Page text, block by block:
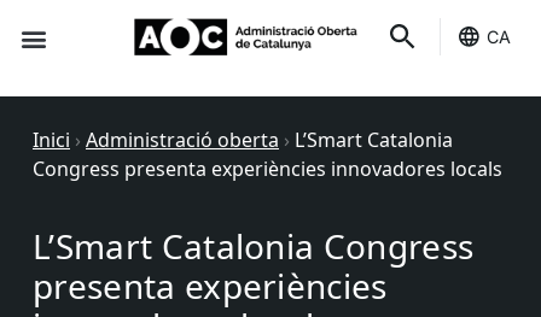
CA
Inici › Administració oberta › L’Smart Catalonia
Congress presenta experiències innovadores locals
L’Smart Catalonia Congress
presenta experiències